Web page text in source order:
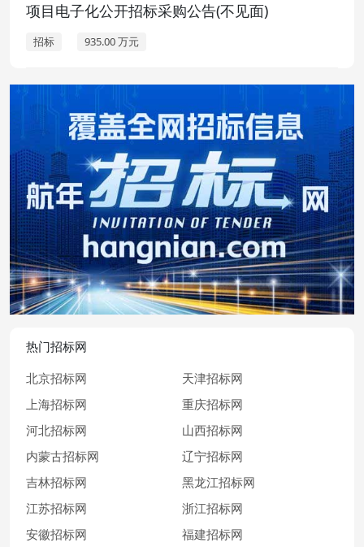
项目电子化公开招标采购公告(不见面)
招标 935.00 万元
热门招标网
北京招标网
天津招标网
上海招标网
重庆招标网
河北招标网
山西招标网
内蒙古招标网
辽宁招标网
吉林招标网
黑龙江招标网
江苏招标网
浙江招标网
安徽招标网
福建招标网